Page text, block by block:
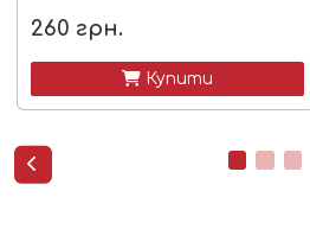
260 грн.
 Купити
